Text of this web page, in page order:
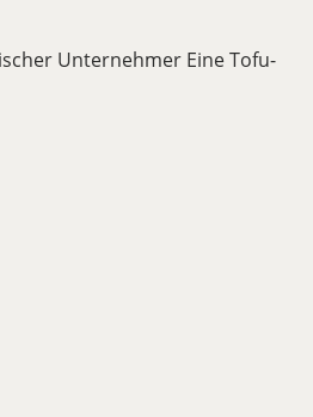
Unternehmer Eine Tofu-